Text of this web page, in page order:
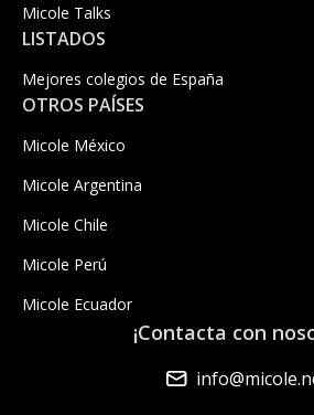
Micole Talks
LISTADOS
Mejores colegios de España
OTROS PAÍSES
Micole México
Micole Argentina
Micole Chile
Micole Perú
Micole Ecuador
¡Contacta con